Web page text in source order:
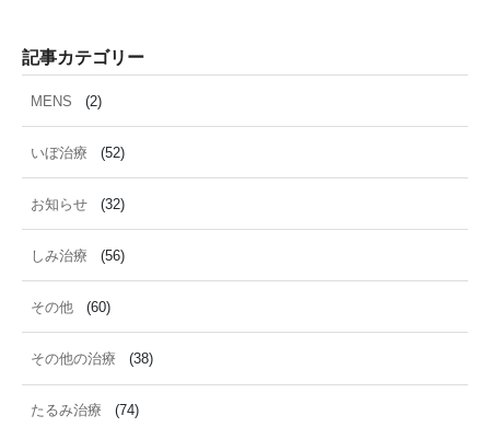
記事カテゴリー
MENS (2)
いぼ治療 (52)
お知らせ (32)
しみ治療 (56)
その他 (60)
その他の治療 (38)
たるみ治療 (74)